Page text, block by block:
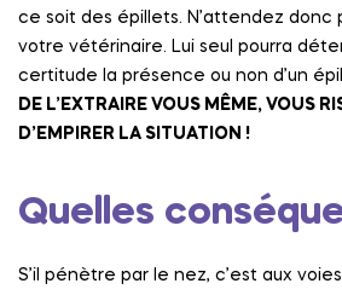
ce soit des épillets. N’attendez donc
votre vétérinaire. Lui seul pourra
certitude la présence ou non d’un
DE L’EXTRAIRE VOUS MÊME, VOUS
D’EMPIRER LA SITUATION !
Quelles
S’il pénètre par le nez, c’est aux voies